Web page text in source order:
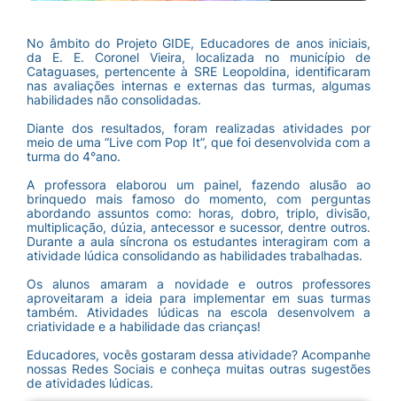
No âmbito do Projeto GIDE, Educadores de anos iniciais,
da E. E. Coronel Vieira, localizada no município de
Cataguases, pertencente à SRE Leopoldina, identificaram
nas avaliações internas e externas das turmas, algumas
habilidades não consolidadas.
Diante dos resultados, foram realizadas atividades por
meio de uma “Live com Pop It”, que foi desenvolvida com a
turma do 4°ano.
A professora elaborou um painel, fazendo alusão ao
brinquedo mais famoso do momento, com perguntas
abordando assuntos como: horas, dobro, triplo, divisão,
multiplicação, dúzia, antecessor e sucessor, dentre outros.
Durante a aula síncrona os estudantes interagiram com a
atividade lúdica consolidando as habilidades trabalhadas.
Os alunos amaram a novidade e outros professores
aproveitaram a ideia para implementar em suas turmas
também. Atividades lúdicas na escola desenvolvem a
criatividade e a habilidade das crianças!
Educadores, vocês gostaram dessa atividade? Acompanhe
nossas Redes Sociais e conheça muitas outras sugestões
de atividades lúdicas.